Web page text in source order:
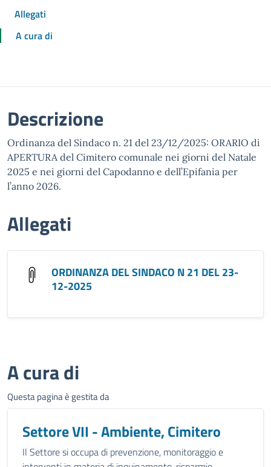
Allegati
A cura di
Descrizione
Ordinanza del Sindaco n. 21 del 23/12/2025: ORARIO di
APERTURA del Cimitero comunale nei giorni del Natale
2025 e nei giorni del Capodanno e dell’Epifania per
l’anno 2026.
Allegati
ORDINANZA DEL SINDACO N 21 DEL 23-
12-2025
A cura di
Questa pagina è gestita da
Settore VII - Ambiente, Cimitero
Il Settore si occupa di prevenzione, monitoraggio e